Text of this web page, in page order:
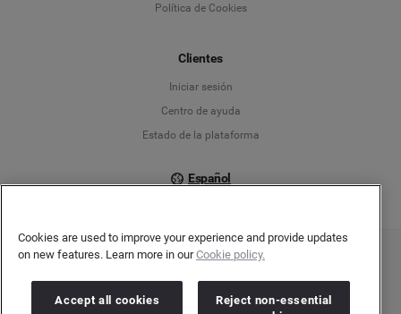
Política de Cookies
Clientes
Iniciar sesión
Centro de ayuda
Estado de la plataforma
Español
Cookies are used to improve your experience and provide updates
on new features. Learn more in ourCookie policy.
Accept all cookies
Reject non-essential